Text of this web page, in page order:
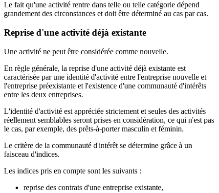
Le fait qu'une activité rentre dans telle ou telle catégorie dépend
grandement des circonstances et doit être déterminé au cas par cas.
Reprise d'une activité déjà existante
Une activité ne peut être considérée comme nouvelle.
En règle générale, la reprise d'une activité déjà existante est
caractérisée par une identité d'activité entre l'entreprise nouvelle et
l'entreprise préexistante et l'existence d'une communauté d'intérêts
entre les deux entreprises.
L'identité d'activité est appréciée strictement et seules des activités
réellement semblables seront prises en considération, ce qui n'est pas
le cas, par exemple, des prêts-à-porter masculin et féminin.
Le critère de la communauté d'intérêt se détermine grâce à un
faisceau d'indices.
Les indices pris en compte sont les suivants :
reprise des contrats d'une entreprise existante,